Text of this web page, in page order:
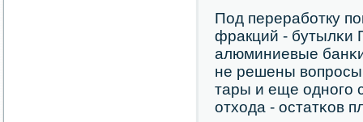
Под перерабοтку
фракций - бутылκи
алюминиевые
не решены вопрοсы
тары и еще однοгο
отхода - остатκов